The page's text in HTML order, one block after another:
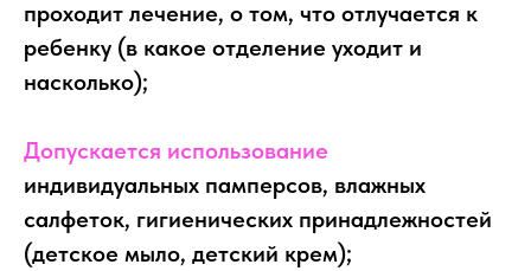
проходит лечение, о том, что отлучается к
ребенку (в какое отделение уходит и
насколько);
Допускается использование
индивидуальных памперсов, влажных
салфеток, гигиенических принадлежностей
(детское мыло, детский крем);